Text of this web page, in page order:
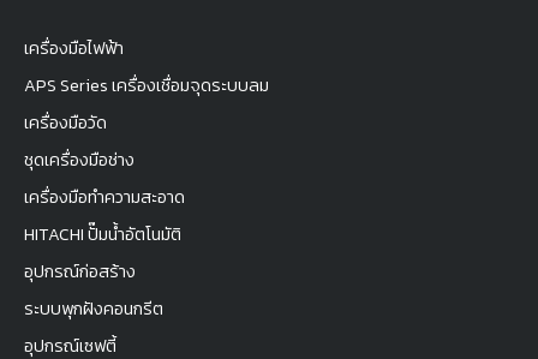
เครื่องมือไฟฟ้า
APS Series เครื่องเชื่อมจุดระบบลม
เครื่องมือวัด
ชุดเครื่องมือช่าง
เครื่องมือทำความสะอาด
HITACHI ปั๊มน้ำอัตโนมัติ
อุปกรณ์ก่อสร้าง
ระบบพุกฝังคอนกรีต
อุปกรณ์เซฟตี้